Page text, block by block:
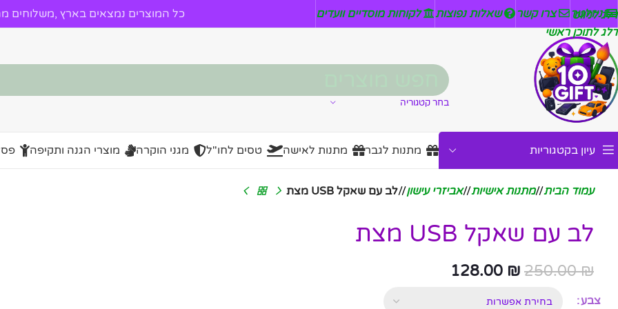
דלג לניווט
דלג לתוכן ראשי
ניזלטר צרו קשר שאלות נפוצות לקוחות מוסדיים וועדים כל המוצרים נמצאים בארץ ,משלוחים
בחר קטגוריה
עיון בקטגוריות מתנות לגבר מתנות לאישה טסים לחו"ל מגני הוקרה מוצרי הגנה ותקיפה
עמוד הבית/ מתנות אישיות/ אביזרי עישון/ לב עם שאקל USB מצת
לב עם שאקל USB מצת
250.00₪
128.00 ₪
צבע